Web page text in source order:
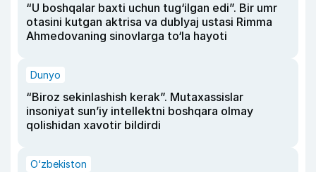
“U boshqalar baxti uchun tug‘ilgan edi”. Bir umr
otasini kutgan aktrisa va dublyaj ustasi Rimma
Ahmedovaning sinovlarga to‘la hayoti
Dunyo
“Biroz sekinlashish kerak”. Mutaxassislar
insoniyat sun’iy intellektni boshqara olmay
qolishidan xavotir bildirdi
O‘zbekiston